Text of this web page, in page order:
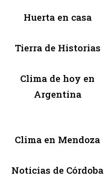
Huerta en casa
Tierra de Historias
Clima de hoy en
Argentina
Clima en Mendoza
Noticias de Córdoba